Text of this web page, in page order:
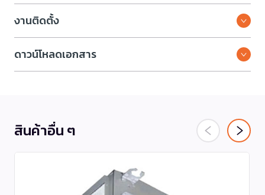
งานติดตั้ง
ดาวน์โหลดเอกสาร
สินค้าอื่น ๆ